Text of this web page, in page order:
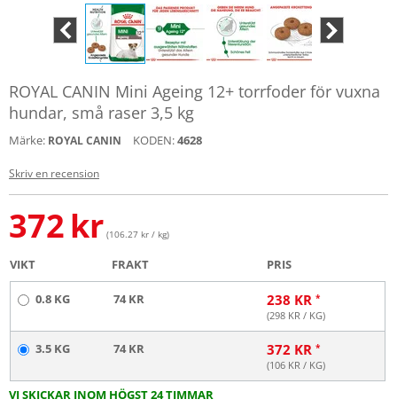
ROYAL CANIN Mini Ageing 12+ torrfoder för vuxna
hundar, små raser 3,5 kg
Märke: ROYAL CANIN KODEN:4628
Skriv en recension
372kr (106.27 kr / kg)
VIKT FRAKT PRIS
0.8 KG 74 KR 238 KR
(298 KR / KG)
3.5 KG 74 KR 372 KR
(106 KR / KG)
VI SKICKAR INOM HÖGST 24 TIMMAR